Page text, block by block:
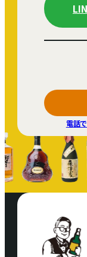
電話